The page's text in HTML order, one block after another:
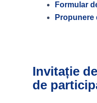
Formular
Propunere
Invitație
de